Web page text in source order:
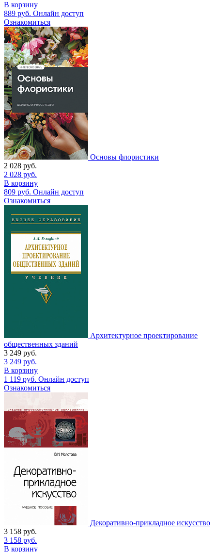
В корзину
889 руб. Онлайн доступ
Ознакомиться
Основы флористики
2 028 руб.
2 028 руб.
В корзину
809 руб. Онлайн доступ
Ознакомиться
Архитектурное проектирование
общественных зданий
3 249 руб.
3 249 руб.
В корзину
1 119 руб. Онлайн доступ
Ознакомиться
Декоративно-прикладное искусство
3 158 руб.
3 158 руб.
В корзину